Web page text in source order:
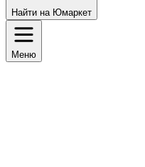
Найти на Юмаркет
Меню